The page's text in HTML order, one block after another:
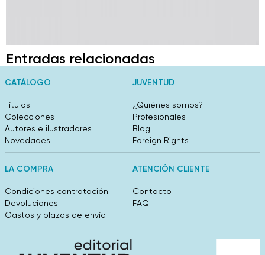
Entradas relacionadas
CATÁLOGO
Títulos
Colecciones
Autores e ilustradores
Novedades
JUVENTUD
¿Quiénes somos?
Profesionales
Blog
Foreign Rights
LA COMPRA
Condiciones contratación
Devoluciones
Gastos y plazos de envío
ATENCIÓN CLIENTE
Contacto
FAQ